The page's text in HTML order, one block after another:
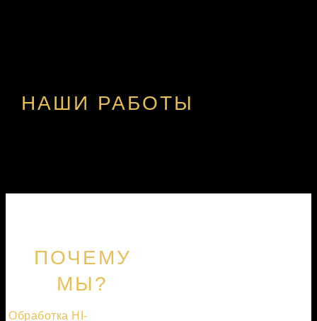
ПОЧЕМУ
МЫ?
Обработка HI-
НАШИ РАБОТЫ